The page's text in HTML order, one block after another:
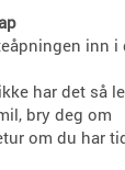
inn i
har det så
bry deg om
om du har